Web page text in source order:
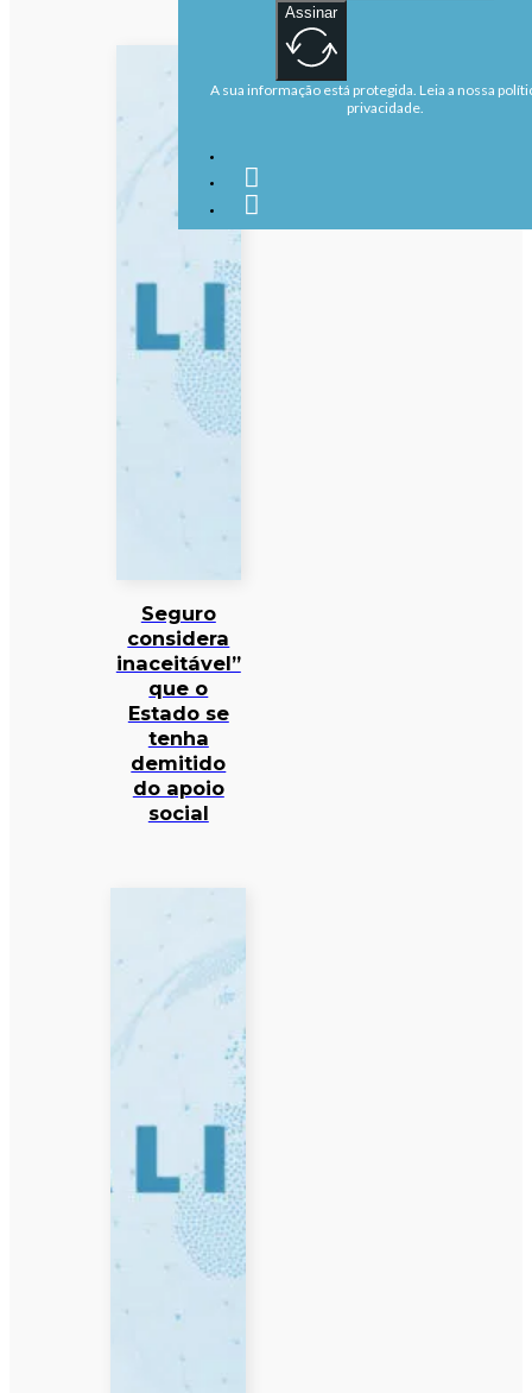
Seguro
considera
inaceitável”
que o
Estado se
tenha
demitido
do apoio
social
Assinar
A sua informação está protegida. Leia a nossa
privacidade.